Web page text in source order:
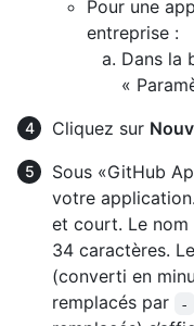
Pour une
entreprise :
Dans la
«
Cliquez sur
Sous «GitHub
votre
et court. Le
34 caractères.
(converti en
remplacés par
-